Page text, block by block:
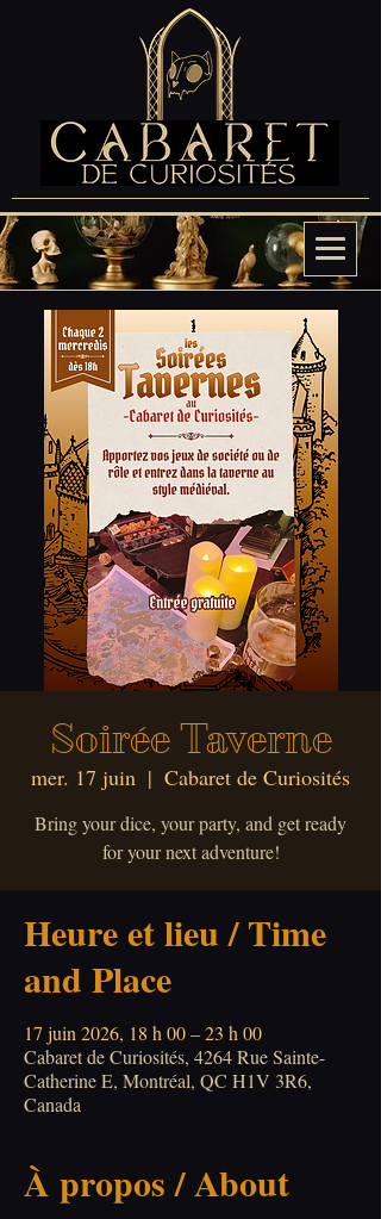
Soirée Taverne
mer. 17 juin
  |
Cabaret de Curiosités
Bring your dice, your party, and get ready
for your next adventure!
Heure et lieu / Time
and Place
17 juin 2026, 18 h 00 – 23 h 00
Cabaret de Curiosités, 4264 Rue Sainte-
Catherine E, Montréal, QC H1V 3R6,
Canada
À propos / About